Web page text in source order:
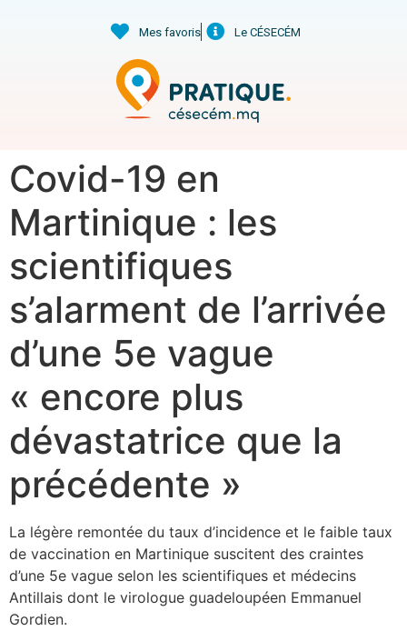
Mes favoris Le CÉSECÉM
Covid-19 en
Martinique : les
scientifiques
s’alarment de l’arrivée
d’une 5e vague
« encore plus
dévastatrice que la
précédente »
La légère remontée du taux d’incidence et le faible taux
de vaccination en Martinique suscitent des craintes
d’une 5e vague selon les scientifiques et médecins
Antillais dont le virologue guadeloupéen Emmanuel
Gordien.